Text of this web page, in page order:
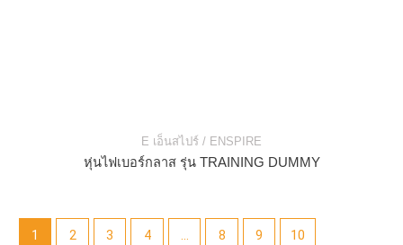
E เอ็นสไปร์ / ENSPIRE
หุ่นไฟเบอร์กลาส รุ่น TRAINING DUMMY
1 2 3 4 … 8 9 10